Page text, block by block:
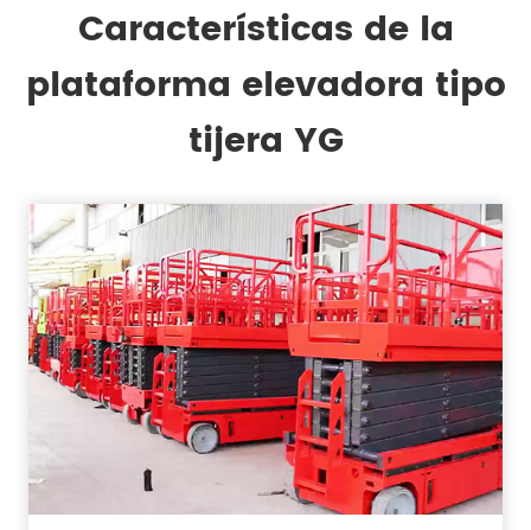
Características de la
plataforma elevadora tipo
tijera YG